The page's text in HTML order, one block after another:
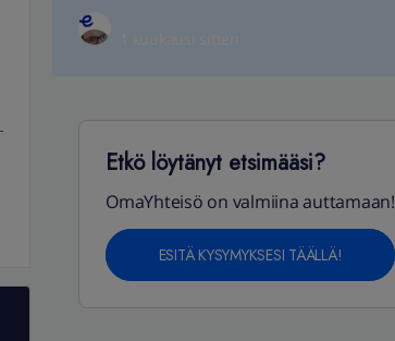
Etkö löytänyt etsimääsi?
OmaYhteisö on valmiina auttamaan!
ESITÄ KYSYMYKSESI TÄÄLLÄ!